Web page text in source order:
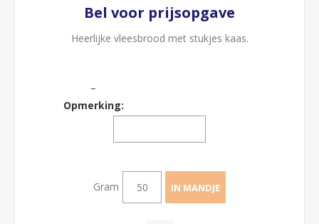
Bel voor prijsopgave
Heerlijke vleesbrood met stukjes kaas.
Opmerking:
Gram